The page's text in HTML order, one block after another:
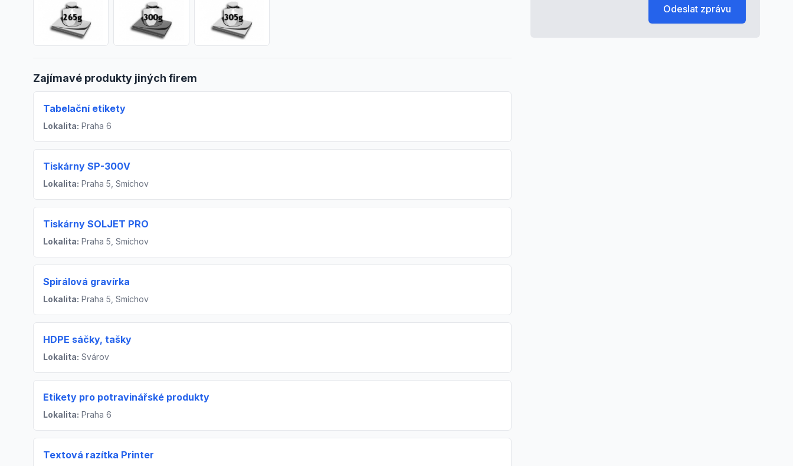
Zajímavé produkty jiných firem
Tabelační etikety
Lokalita: Praha 6
Tiskárny SP-300V
Lokalita: Praha 5, Smíchov
Tiskárny SOLJET PRO
Lokalita: Praha 5, Smíchov
Spirálová gravírka
Lokalita: Praha 5, Smíchov
HDPE sáčky, tašky
Lokalita: Svárov
Etikety pro potravinářské produkty
Lokalita: Praha 6
Textová razítka Printer
Odeslat zprávu